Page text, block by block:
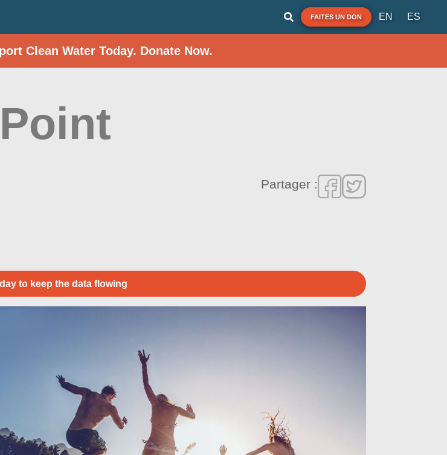
FAITES UN DON EN ES
Clean Water Today. Donate Now.
Partager :
to keep the data flowing